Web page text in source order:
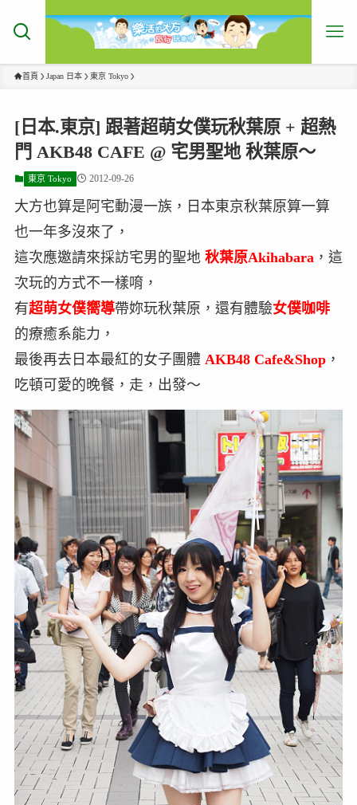
首頁 Japan 日本 東京 Tokyo
[日本.東京] 跟著超萌女僕玩秋葉原 + 超熱
門 AKB48 CAFE @ 宅男聖地 秋葉原～
東京 Tokyo 2012-09-26
大方也算是阿宅動漫一族，日本東京秋葉原算一算
也一年多沒來了，
這次應邀請來採訪宅男的聖地 秋葉原Akihabara，這
次玩的方式不一樣唷，
有超萌女僕嚮導帶妳玩秋葉原，還有體驗女僕咖啡
的療癒系能力，
最後再去日本最紅的女子團體 AKB48 Cafe&Shop，
吃頓可愛的晚餐，走，出發～